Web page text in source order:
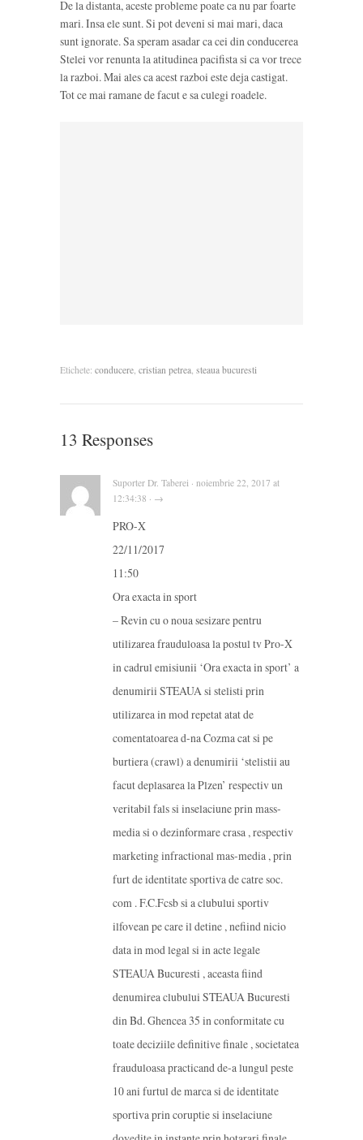
De la distanta, aceste probleme poate ca nu par foarte
mari. Insa ele sunt. Si pot deveni si mai mari, daca
sunt ignorate. Sa speram asadar ca cei din conducerea
Stelei vor renunta la atitudinea pacifista si ca vor trece
la razboi. Mai ales ca acest razboi este deja castigat.
Tot ce mai ramane de facut e sa culegi roadele.
Etichete: conducere cristian petrea steaua bucuresti
13 Responses
Suporter Dr. Taberei · noiembrie 22, 2017 at
12:34:38 · →
PRO-X
22/11/2017
11:50
Ora exacta in sport
– Revin cu o noua sesizare pentru
utilizarea frauduloasa la postul tv Pro-X
in cadrul emisiunii ‘Ora exacta in sport’ a
denumirii STEAUA si stelisti prin
utilizarea in mod repetat atat de
comentatoarea d-na Cozma cat si pe
burtiera (crawl) a denumirii ‘stelistii au
facut deplasarea la Plzen’ respectiv un
veritabil fals si inselaciune prin mass-
media si o dezinformare crasa , respectiv
marketing infractional mas-media , prin
furt de identitate sportiva de catre soc.
com . F.C.Fcsb si a clubului sportiv
ilfovean pe care il detine , nefiind nicio
data in mod legal si in acte legale
STEAUA Bucuresti , aceasta fiind
denumirea clubului STEAUA Bucuresti
din Bd. Ghencea 35 in conformitate cu
toate deciziile definitive finale , societatea
frauduloasa practicand de-a lungul peste
10 ani furtul de marca si de identitate
sportiva prin coruptie si inselaciune